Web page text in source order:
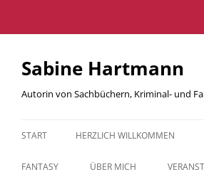
Zum
springen
Sabine Hartmann
Autorin von Sachbüchern, Kriminal- und
START HERZLICH WILLKOMMEN
FANTASY ÜBER MICH